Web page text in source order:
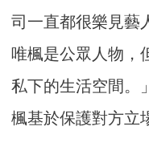
司一直都很樂見藝
唯楓是公眾人物，
私下的生活空間。
楓基於保護對方立